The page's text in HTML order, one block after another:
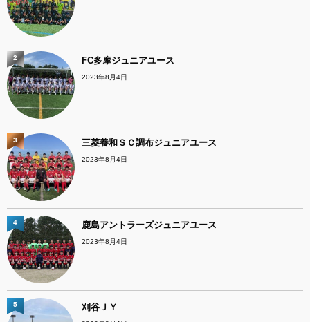
FC多摩ジュニアユース
2023年8月4日
2
三菱養和ＳＣ調布ジュニアユース
2023年8月4日
3
鹿島アントラーズジュニアユース
2023年8月4日
4
刈谷ＪＹ
5